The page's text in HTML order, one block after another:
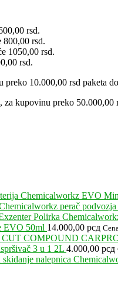
rsd.
800,00 rsd.
1050,00 rsd.
rsd.
10.000,00 rsd paketa
kupovinu preko 50.000,00
Chemicalworkz EVO
perač
EVO 50ml 14.000,00 рсд
3 u 1 2L 4.000,00 рсд